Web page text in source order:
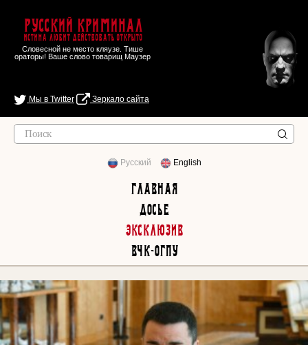
Русский Криминал
Истина любит действовать открыто
Словесной не место кляузе. Тише
ораторы! Ваше слово товарищ Маузер
Мы в Twitter Зеркало сайта
Русский English
Главная
Досье
Эксклюзив
ВЧК-ОГПУ